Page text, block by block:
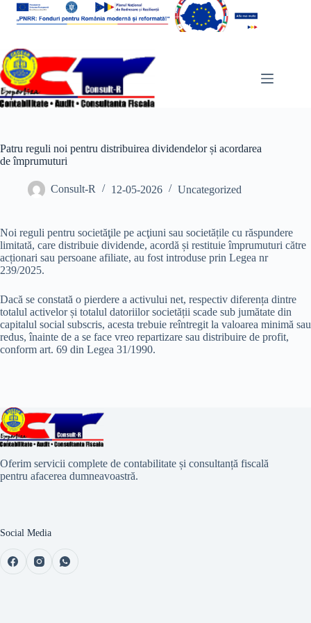
Patru reguli noi pentru distribuirea dividendelor și acordarea
de împrumuturi
Consult-R 12-05-2026 Uncategorized
Noi reguli pentru societăţile pe acţiuni sau societățile cu răspundere
limitată, care distribuie dividende, acordă și restituie împrumuturi către
acționari sau persoane afiliate, au fost introduse prin Legea nr
239/2025.
Dacă se constată o pierdere a activului net, respectiv diferența dintre
totalul activelor și totalul datoriilor societății scade sub jumătate din
capitalul social subscris, acesta trebuie reîntregit la valoarea minimă sau
redus, înainte de a se face vreo repartizare sau distribuire de profit,
conform art. 69 din Legea 31/1990.
Oferim servicii complete de contabilitate și consultanță fiscală
pentru afacerea dumneavoastră.
Social Media